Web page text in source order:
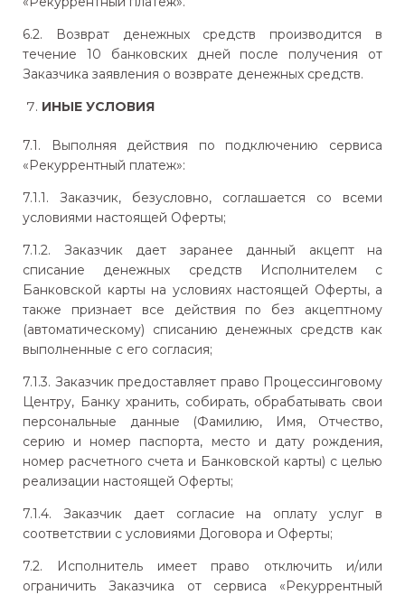
6.2. Возврат денежных средств производится в
течение 10 банковских дней после получения от
Заказчика заявления о возврате денежных средств.
ИНЫЕ УСЛОВИЯ
7.1. Выполняя действия по подключению сервиса
«Рекуррентный платеж»:
7.1.1. Заказчик, безусловно, соглашается со всеми
условиями настоящей Оферты;
7.1.2. Заказчик дает заранее данный акцепт на
списание денежных средств Исполнителем с
Банковской карты на условиях настоящей Оферты, а
также признает все действия по без акцептному
(автоматическому) списанию денежных средств как
выполненные с его согласия;
7.1.3. Заказчик предоставляет право Процессинговому
Центру, Банку хранить, собирать, обрабатывать свои
персональные данные (Фамилию, Имя, Отчество,
серию и номер паспорта, место и дату рождения,
номер расчетного счета и Банковской карты) с целью
реализации настоящей Оферты;
7.1.4. Заказчик дает согласие на оплату услуг в
соответствии с условиями Договора и Оферты;
7.2. Исполнитель имеет право отключить и/или
ограничить Заказчика от сервиса «Рекуррентный